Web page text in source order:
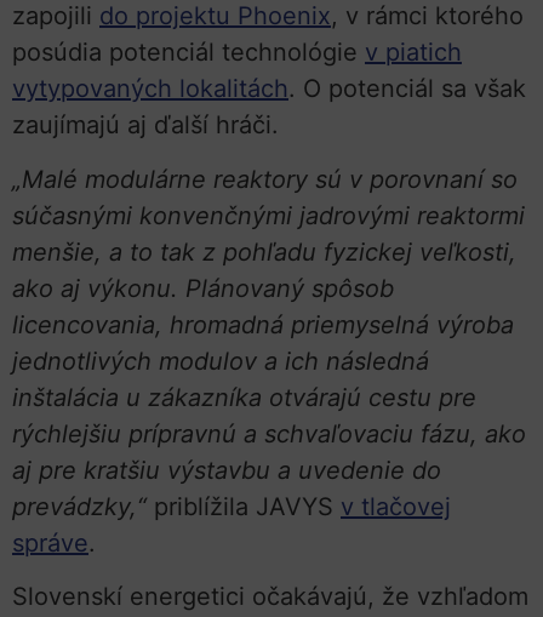
zapojili do projektu Phoenix, v rámci ktorého
posúdia potenciál technológie v piatich
vytypovaných lokalitách. O potenciál sa však
zaujímajú aj ďalší hráči.
„Malé modulárne reaktory sú v porovnaní so
súčasnými konvenčnými jadrovými reaktormi
menšie, a to tak z pohľadu fyzickej veľkosti,
ako aj výkonu. Plánovaný spôsob
licencovania, hromadná priemyselná výroba
jednotlivých modulov a ich následná
inštalácia u zákazníka otvárajú cestu pre
rýchlejšiu prípravnú a schvaľovaciu fázu, ako
aj pre kratšiu výstavbu a uvedenie do
prevádzky,“ priblížila JAVYS v tlačovej
správe.
Slovenskí energetici očakávajú, že vzhľadom